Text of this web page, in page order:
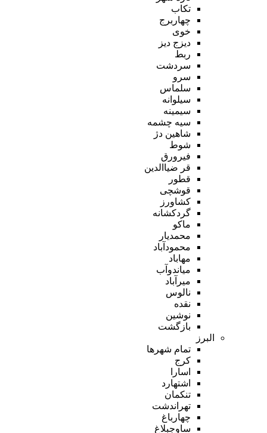
تکاب
چهاربرج
خوی
دیزج دیز
ربط
سردشت
سرو
سلماس
سیلوانه
سیمینه
سیه چشمه
شاهین دژ
شوط
فیرورق
قر ضیاالدین
قطور
قوشچی
کشاورز
گردکشانه
ماکو
محمدیار
محمودآباد
مهاباد
میاندوآب
میرآباد
نالوس
نقده
نوشین
بازگشت
البرز
تمام شهر‌ها
کرج
اسارا
اشتهارد
تنکمان
تهراندشت
چهارباغ
ساوجبلاغ